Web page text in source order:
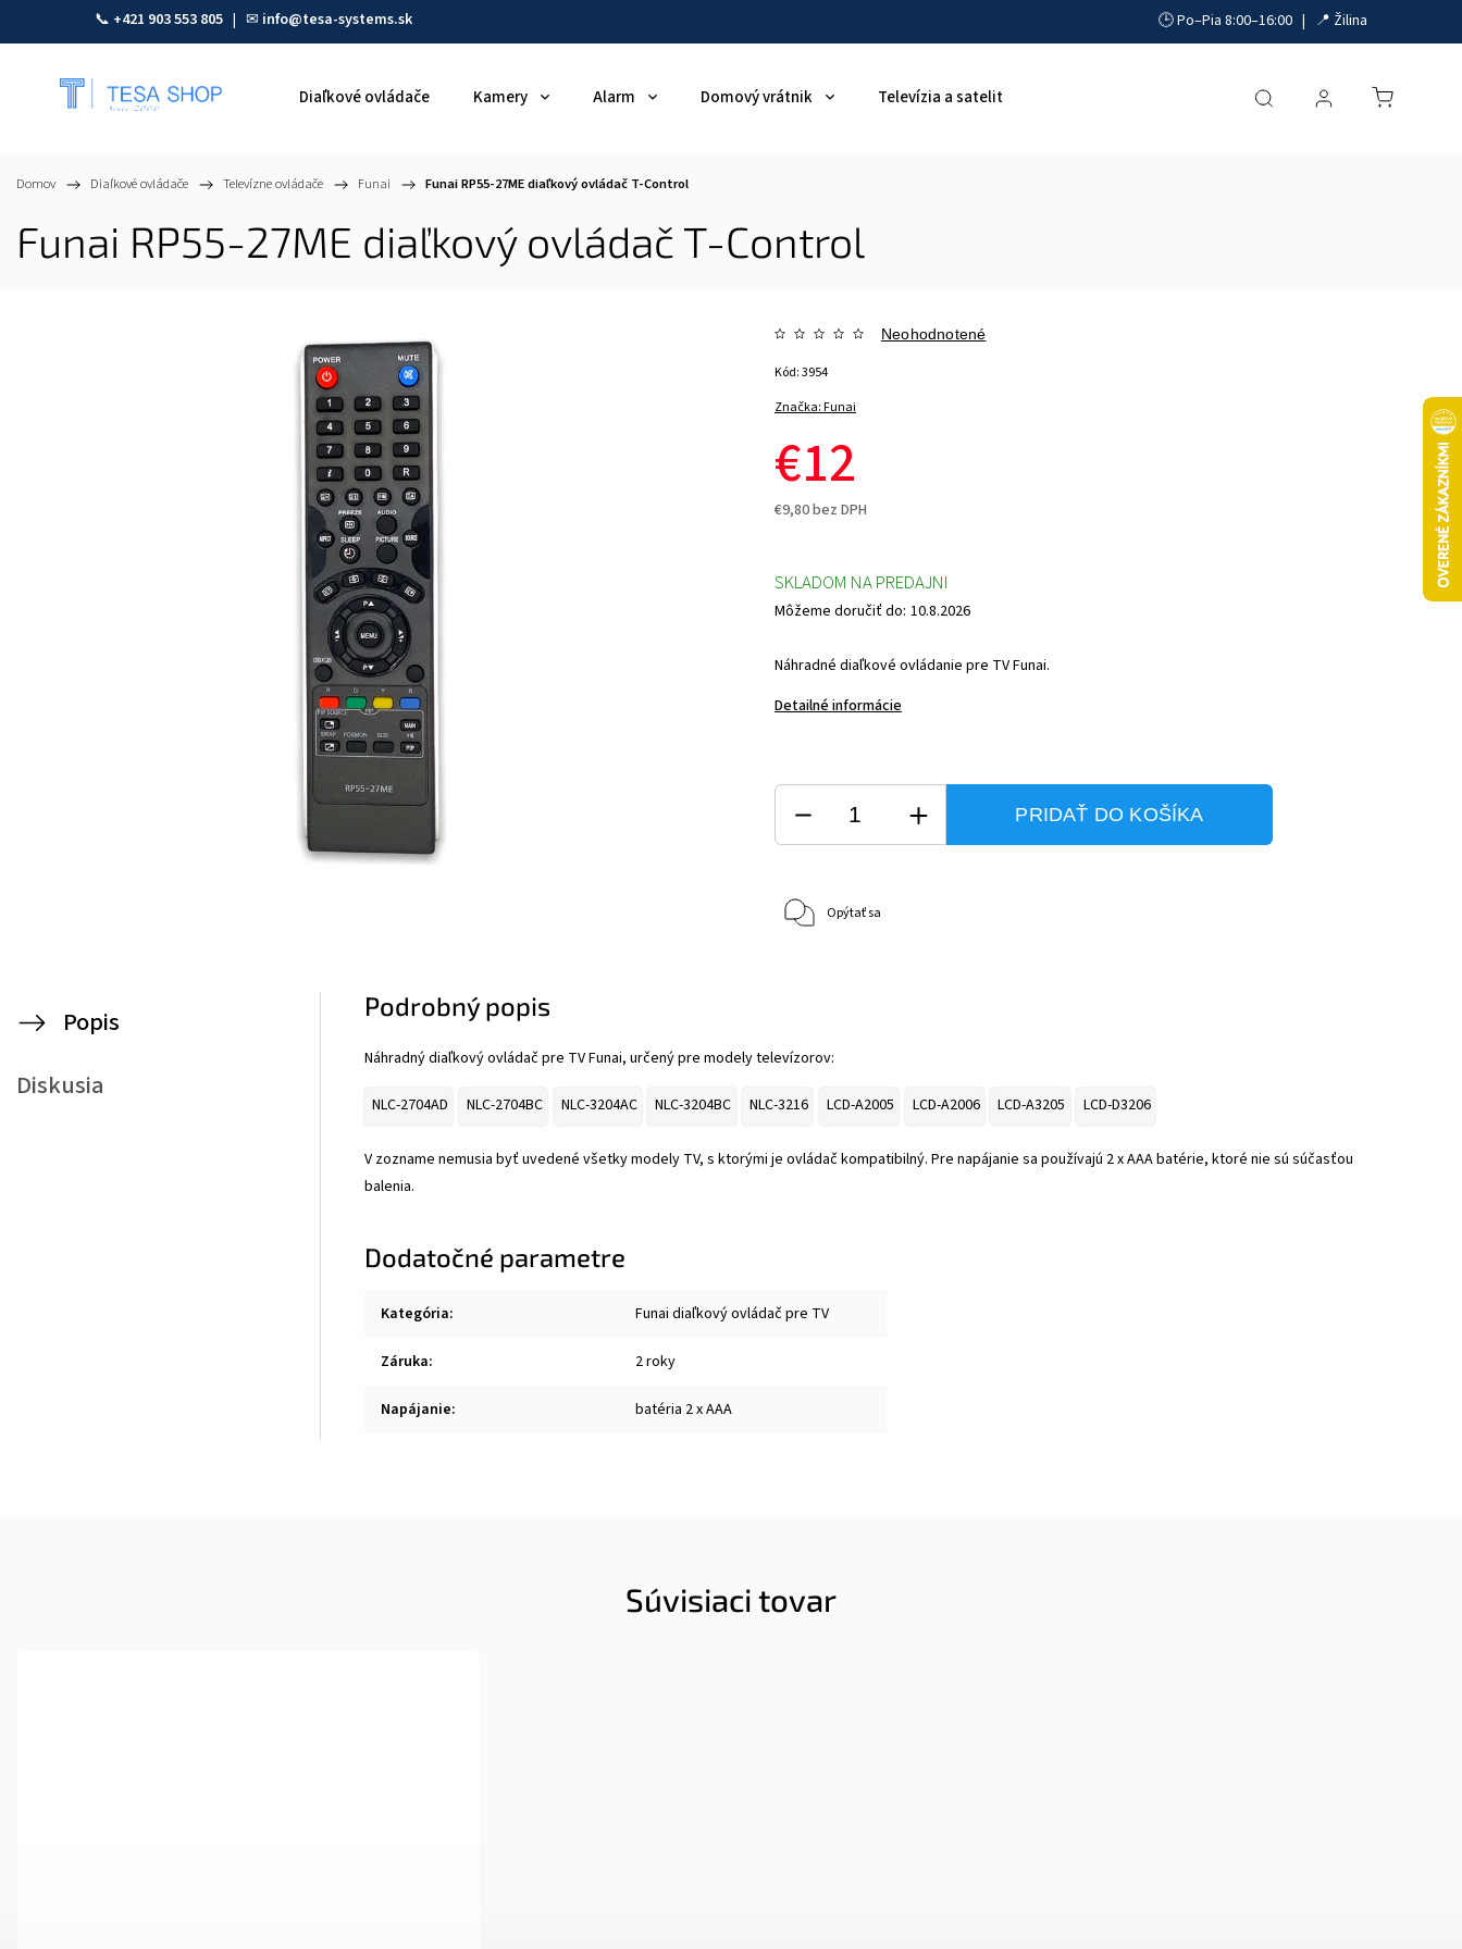
📞 +421 903 553 805 | ✉ info@tesa-systems.sk 🕒 Po–Pia 8:00–16:00 | 📍 Žilina
Diaľkové ovládače Kamery Alarm Domový vrátnik Televízia a satelit Akumulátory, UPS a zdroje Parkovacie systémy
Domov / Diaľkové ovládače / Televízne ovládače / Funai / Funai RP55-27ME diaľkový ovládač T-Control
Funai RP55-27ME diaľkový ovládač T-Control
Značka:Funai
Neohodnotené
€12
€9,80 bez DPH
Kód:3954
Náhradné diaľkové ovládanie pre TV Funai.
Detailné informácie
SKLADOM NA PREDAJNI
Môžeme doručiť do: 10.8.2026
PRIDAŤ DO KOŠÍKA
Opýtať sa
Popis
Diskusia
Podrobný popis
Náhradný diaľkový ovládač pre TV Funai, určený pre modely televízorov:
NLC-2704AD NLC-2704BC NLC-3204AC NLC-3204BC NLC-3216 LCD-A2005 LCD-A2006 LCD-A3205 LCD-D3206
V zozname nemusia byť uvedené všetky modely TV, s ktorými je ovládač kompatibilný. Pre napájanie sa používajú 2 x AAA batérie, ktoré nie sú súčasťou
balenia.
Dodatočné parametre
Kategória: Funai diaľkový ovládač pre TV
Záruka: 2 roky
Napájanie: batéria 2 x AAA
Súvisiaci tovar